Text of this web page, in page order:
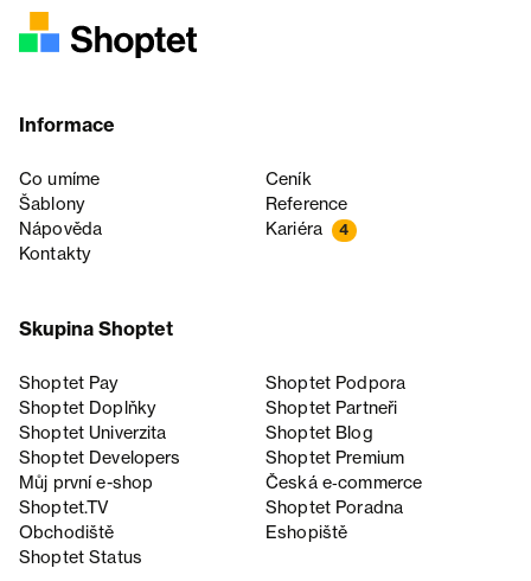
Informace
Co umíme
Ceník
Šablony
Reference
Nápověda
Kariéra 4
Kontakty
Skupina Shoptet
Shoptet Pay
Shoptet Podpora
Shoptet Doplňky
Shoptet Partneři
Shoptet Univerzita
Shoptet Blog
Shoptet Developers
Shoptet Premium
Můj první e-shop
Česká e‑commerce
Shoptet.TV
Shoptet Poradna
Obchodiště
Eshopiště
Shoptet Status